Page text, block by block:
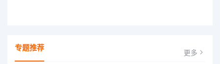
专题推荐 更多